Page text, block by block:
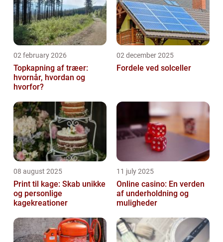
02 february 2026
Topkapning af træer:
hvornår, hvordan og
hvorfor?
02 december 2025
Fordele ved solceller
08 august 2025
Print til kage: Skab unikke
og personlige
kagekreationer
11 july 2025
Online casino: En verden
af underholdning og
muligheder